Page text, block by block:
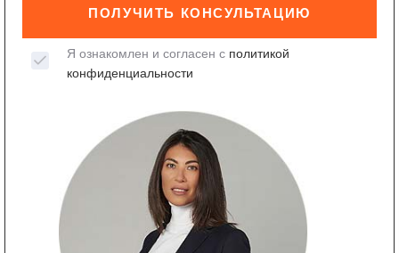
ПОЛУЧИТЬ КОНСУЛЬТАЦИЮ
Я ознакомлен и согласен с политикой
конфиденциальности